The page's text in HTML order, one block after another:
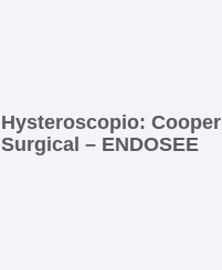
Hysteroscopio: Cooper
Surgical – ENDOSEE